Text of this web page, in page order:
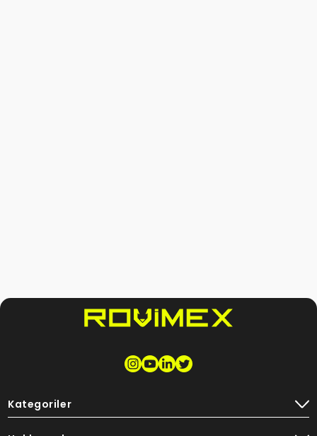
Kategoriler